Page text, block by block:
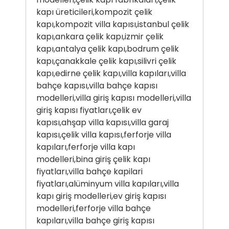
kapı üreticileri,kompozit çelik
kapı,kompozit villa kapısı,istanbul çelik
kapı,ankara çelik kapı,izmir çelik
kapı,antalya çelik kapı,bodrum çelik
kapı,çanakkale çelik kapı,silivri çelik
kapı,edirne çelik kapı,villa kapıları,villa
bahçe kapısı,villa bahçe kapısı
modelleri,villa giriş kapısı modelleri,villa
giriş kapısı fiyatları,çelik ev
kapısı,ahşap villa kapısı,villa garaj
kapısı,çelik villa kapısı,ferforje villa
kapıları,ferforje villa kapı
modelleri,bina giriş çelik kapı
fiyatları,villa bahçe kapilari
fiyatları,alüminyum villa kapıları,villa
kapı giriş modelleri,ev giriş kapısı
modelleri,ferforje villa bahçe
kapıları,villa bahçe giriş kapısı